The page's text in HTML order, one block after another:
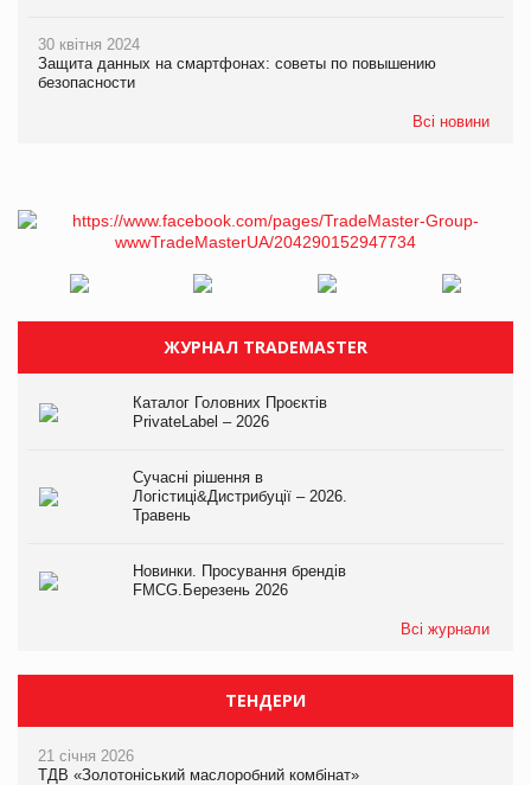
30 квітня 2024
Защита данных на смартфонах: советы по повышению
безопасности
Всі новини
ЖУРНАЛ TRADEMASTER
Каталог Головних Проєктів
PrivateLabel – 2026
Сучасні рішення в
Логістиці&Дистрибуції – 2026.
Травень
Новинки. Просування брендів
FMCG.Березень 2026
Всі журнали
ТЕНДЕРИ
21 січня 2026
ТДВ «Золотоніський маслоробний комбінат»